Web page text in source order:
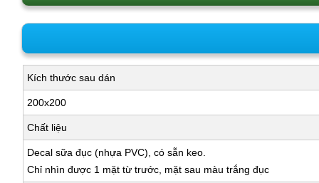
Kích thước sau dán
200x200
Chất liệu
Decal sữa đục (nhựa PVC), có sẵn keo.
Chỉ nhìn được 1 mặt từ trước, mặt sau màu trắng đục